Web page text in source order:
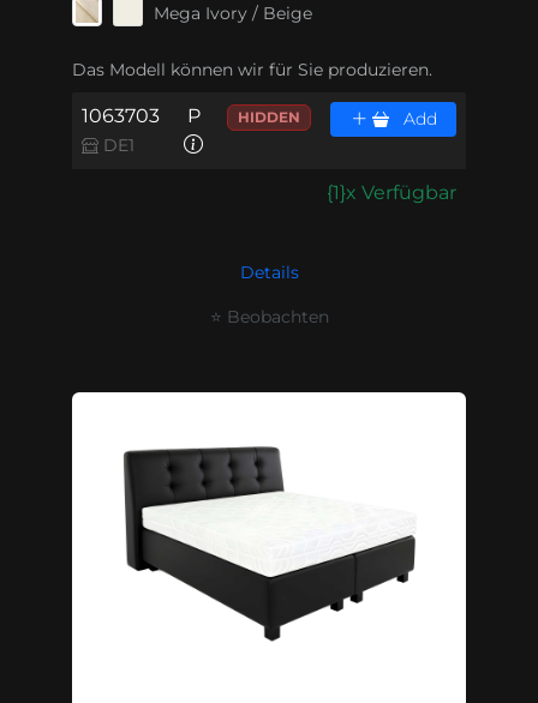
Mega Ivory / Beige
Das Modell können wir für Sie produzieren.
1063703
DE1
P HIDDEN Add
{1}x Verfügbar
Details
⭐ Beobachten